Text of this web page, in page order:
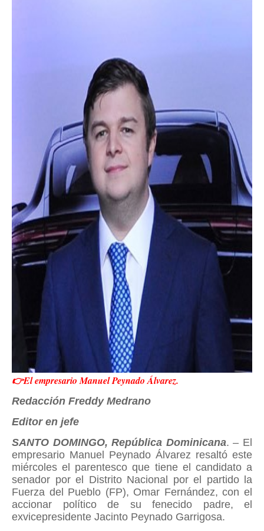
👉El empresario Manuel Peynado Álvarez.
Redacción Freddy Medrano
Editor en jefe
SANTO DOMINGO, República Dominicana. – El
empresario Manuel Peynado Álvarez resaltó este
miércoles el parentesco que tiene el candidato a
senador por el Distrito Nacional por el partido la
Fuerza del Pueblo (FP), Omar Fernández, con el
accionar político de su fenecido padre, el
exvicepresidente Jacinto Peynado Garrigosa.